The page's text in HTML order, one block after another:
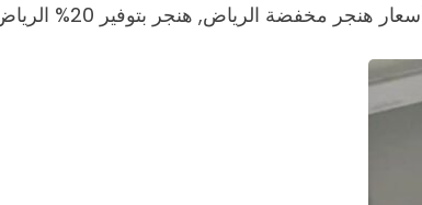
بتوفير 20% الرياض, مقاول هنجر بأسعار مخفضة الرياض